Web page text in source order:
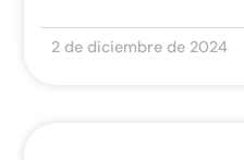
2 de diciembre de 2024